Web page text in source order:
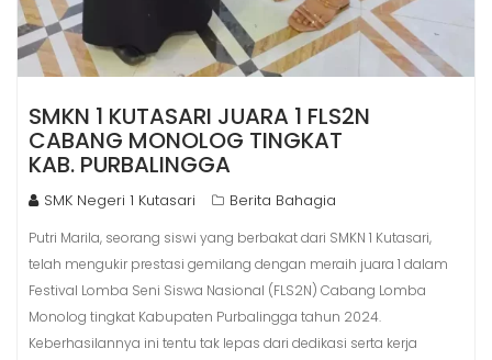
SMKN 1 KUTASARI JUARA 1 FLS2N
CABANG MONOLOG TINGKAT
KAB. PURBALINGGA
SMK Negeri 1 Kutasari Berita Bahagia
Putri Marila, seorang siswi yang berbakat dari SMKN 1 Kutasari,
telah mengukir prestasi gemilang dengan meraih juara 1 dalam
Festival Lomba Seni Siswa Nasional (FLS2N) Cabang Lomba
Monolog tingkat Kabupaten Purbalingga tahun 2024.
Keberhasilannya ini tentu tak lepas dari dedikasi serta kerja